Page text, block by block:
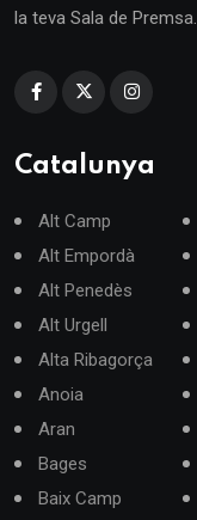
la teva Sala de Premsa.
Catalunya
Alt Camp
Alt Empordà
Alt Penedès
Alt Urgell
Alta Ribagorça
Anoia
Aran
Bages
Baix Camp